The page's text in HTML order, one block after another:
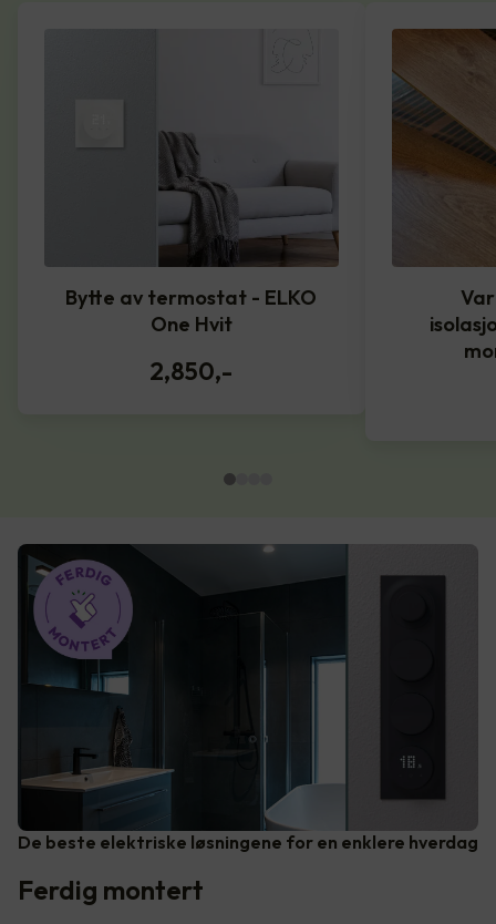
Bytte av termostat - ELKO
One Hvit
2,850,-
De beste elektriske løsningene for en enklere hverdag
Ferdig montert